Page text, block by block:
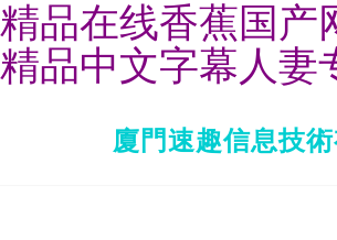
精品在线香蕉国
精品中文字幕人妻
廈門速趣信息技